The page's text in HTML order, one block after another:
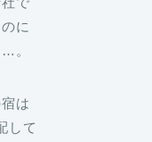
に
。
は
して